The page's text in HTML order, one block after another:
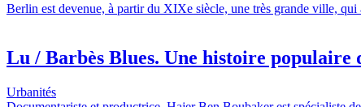
Berlin est devenue, à partir du XIXe siècle, une très grande ville, qui
Lu / Barbès Blues. Une histoire populaire
Urbanités